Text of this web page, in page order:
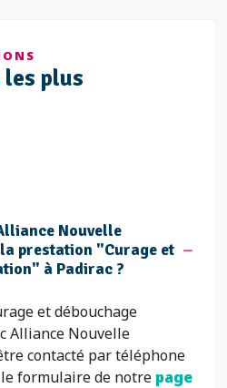
les plus
Nouvelle
prestation "Curage et
à Padirac ?
et débouchage
Alliance Nouvelle
contacté par téléphone
formulaire de notre page